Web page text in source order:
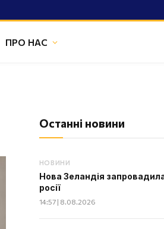
ПРО НАС
Останні новини
НОВИНИ
Нова Зеландія запровадила
росії
14:57 | 8.08.2026